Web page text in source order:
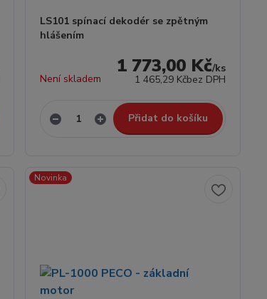
LS101 spínací dekodér se zpětným
hlášením
1 773,00 Kč/ks
1 465,29 Kčbez DPH
Není skladem
Přidat do košíku
Novinka